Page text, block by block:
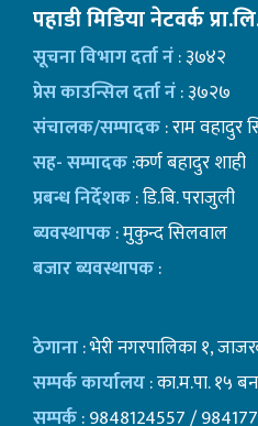
पहाडी मिडिया नेटवर्क
सूचना विभाग दर्ता नं: ३७४२
प्रेस काउन्सिल दर्ता नं: ३७२७
संचालक/सम्पादक: राम वहादुर
सह- सम्पादक:कर्ण बहादुर शाही
प्रबन्ध निर्देशक: डि.बि. पराजुली
ब्यवस्थापक: मुकुन्द सिलवाल
बजार ब्यवस्थापक:
ठेगाना: भेरी नगरपालिका १,
सम्पर्क कार्यालय: का.म.पा. १५
सम्पर्क: 9848124557 /